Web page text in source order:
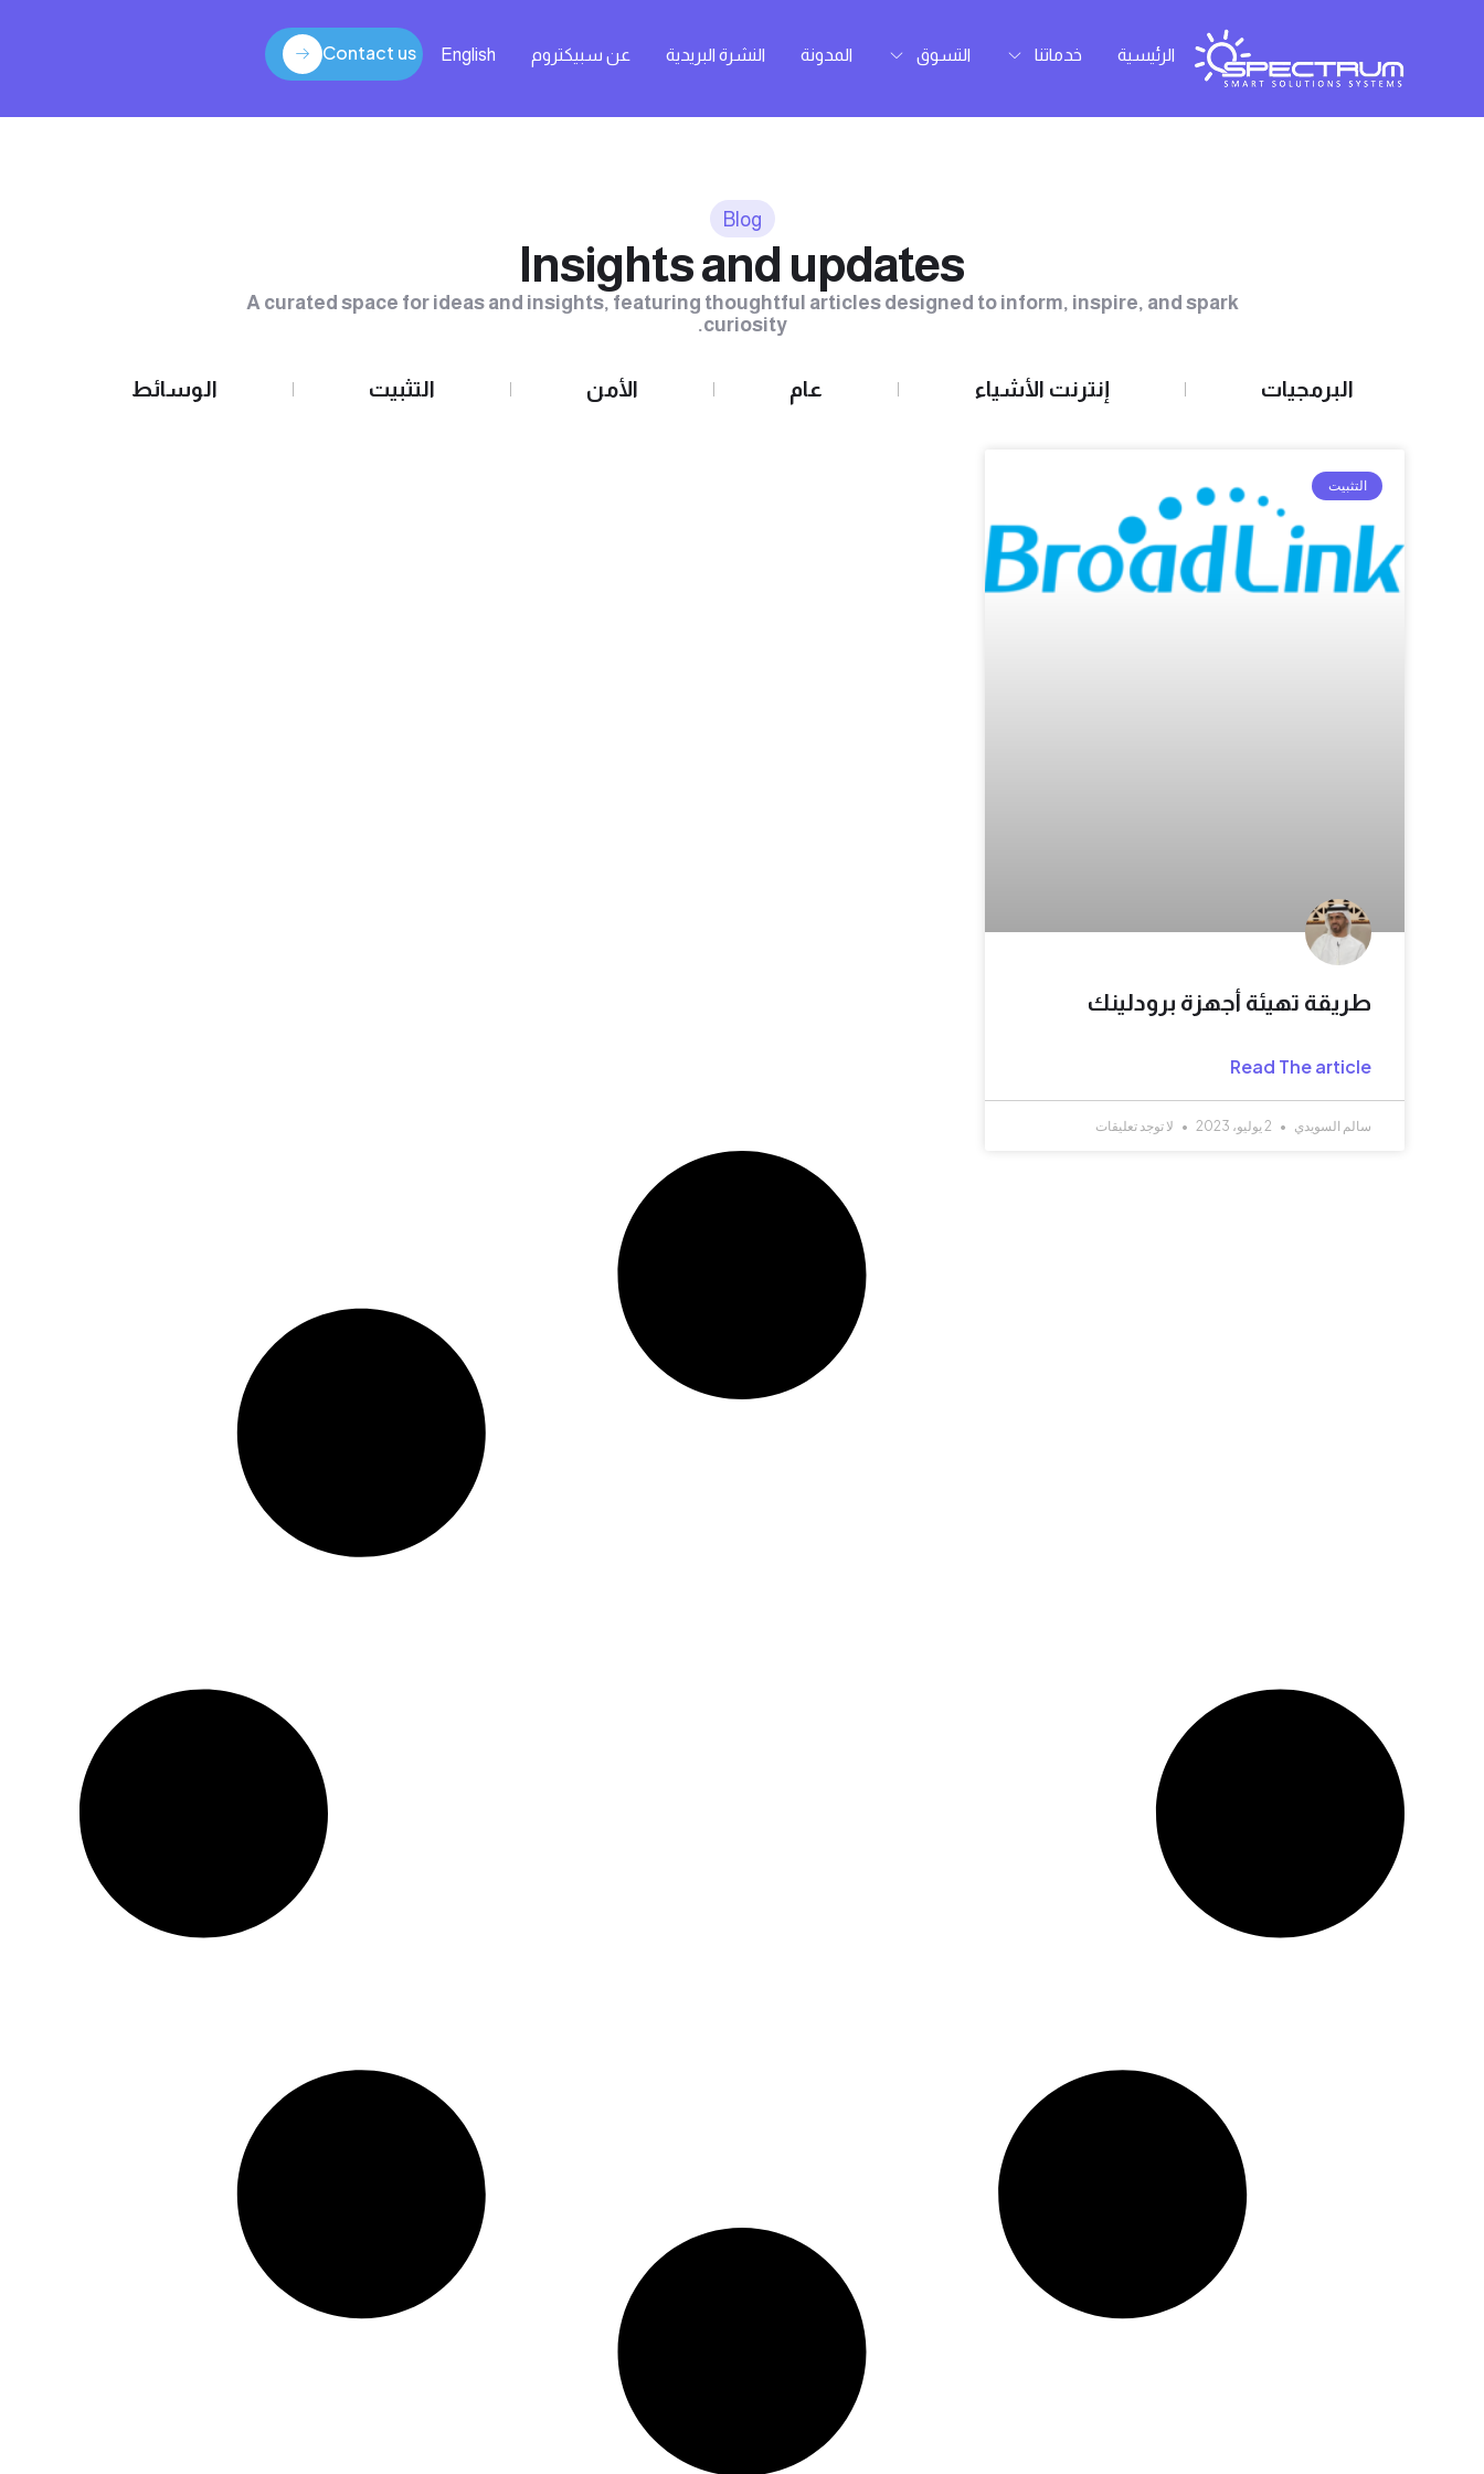
الرئيسية خدماتنا التسوق المدونة النشرة البريدية عن سبيكتروم English
Contact us
Contact us
Blog
Insights and updates
A curated space for ideas and insights, featuring thoughtful articles designed to inform, inspire, and spark
curiosity.
البرمجيات إنترنت الأشياء عام الأمن التثبيت الوسائط
التثبيت
طريقة تهيئة أجهزة برودلينك
Read The article
سالم السويدي لا توجد تعليقات